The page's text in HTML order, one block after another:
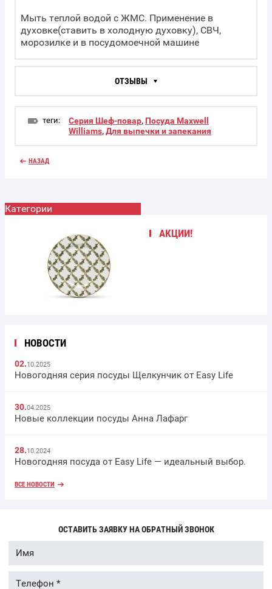
Категории
АКЦИИ!
НОВОСТИ
02.10.2025
Новогодняя серия посуды Щелкунчик от Easy Life
30.04.2025
Новые коллекции посуды Анна Лафарг
28.10.2024
Новогодняя посуда от Easy Life — идеальный выбор.
ВСЕ НОВОСТИ
Мыть теплой водой с ЖМС. Применение в
духовке(ставить в холодную духовку), СВЧ,
морозилке и в посудомоечной машине
ОТЗЫВЫ
теги: Серия Шеф-повар, Посуда Maxwell
Williams,Для выпечки и запекания
НАЗАД
ОСТАВИТЬ ЗАЯВКУ НА ОБРАТНЫЙ ЗВОНОК